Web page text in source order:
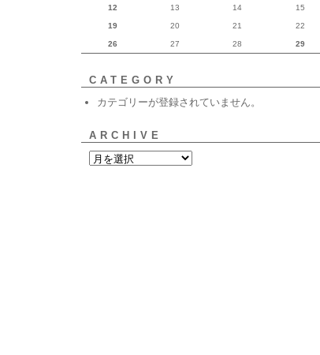
12 13 14 15
19 20 21 22
26 27 28 29
CATEGORY
カテゴリーが登録されていません。
ARCHIVE